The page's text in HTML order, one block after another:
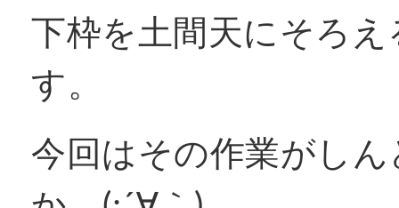
会社概要
採用情報
下枠を土間天にそろ
す。
今回はその作業がし